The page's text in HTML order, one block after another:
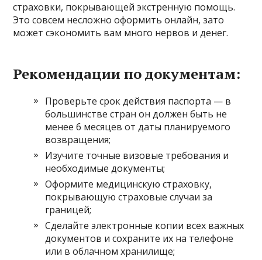
страховки, покрывающей экстренную помощь.
Это совсем несложно оформить онлайн, зато
может сэкономить вам много нервов и денег.
Рекомендации по документам:
Проверьте срок действия паспорта — в
большинстве стран он должен быть не
менее 6 месяцев от даты планируемого
возвращения;
Изучите точные визовые требования и
необходимые документы;
Оформите медицинскую страховку,
покрывающую страховые случаи за
границей;
Сделайте электронные копии всех важных
документов и сохраните их на телефоне
или в облачном хранилище;